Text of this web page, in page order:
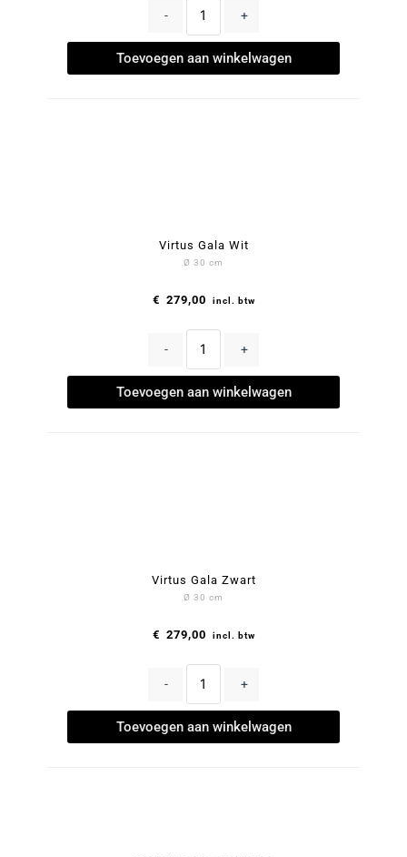
- +
Toevoegen aan winkelwagen
Virtus Gala Wit
Ø 30 cm
€ 279,00 incl. btw
- +
Toevoegen aan winkelwagen
Virtus Gala Zwart
Ø 30 cm
€ 279,00 incl. btw
- +
Toevoegen aan winkelwagen